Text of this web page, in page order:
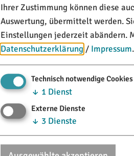
Ihrer Zustimmung können diese
Auswertung, übermittelt werden.
Einstellungen jederzeit abändern.
Datenschutzerklärung / Impressum.
Technisch notwendige Cookies
↓ 1 Dienst
Externe Dienste
↓ 3 Dienste